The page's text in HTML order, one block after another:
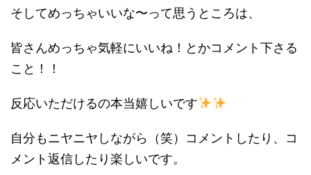
そしてめっちゃいいな〜って思うところは、
皆さんめっちゃ気軽にいいね！とかコメント下さる
こと！！
反応いただけるの本当嬉しいです
自分もニヤニヤしながら（笑）コメントしたり、コ
メント返信したり楽しいです。